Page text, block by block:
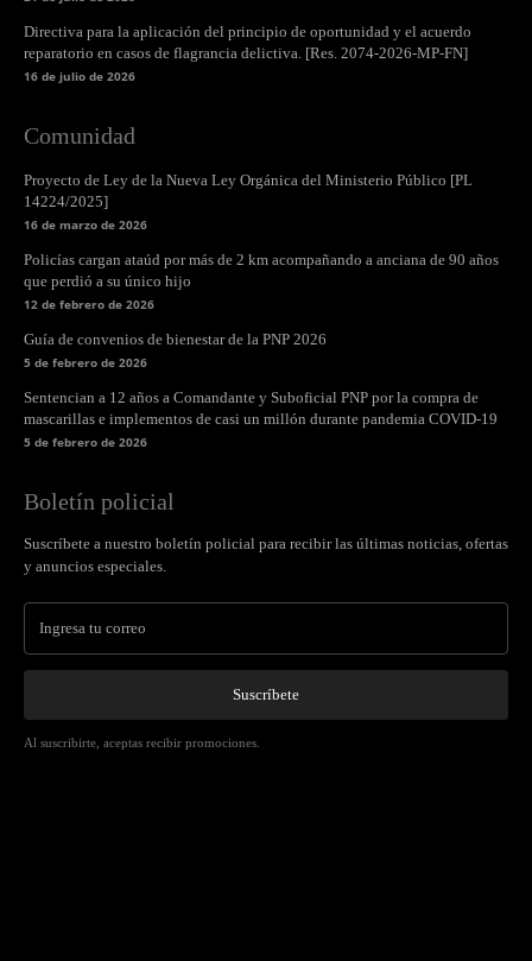
Directiva para la aplicación del principio de oportunidad y el acuerdo
reparatorio en casos de flagrancia delictiva. [Res. 2074-2026-MP-FN]
16 de julio de 2026
Comunidad
Proyecto de Ley de la Nueva Ley Orgánica del Ministerio Público [PL
14224/2025]
16 de marzo de 2026
Policías cargan ataúd por más de 2 km acompañando a anciana de 90 años
que perdió a su único hijo
12 de febrero de 2026
Guía de convenios de bienestar de la PNP 2026
5 de febrero de 2026
Sentencian a 12 años a Comandante y Suboficial PNP por la compra de
mascarillas e implementos de casi un millón durante pandemia COVID-19
5 de febrero de 2026
Boletín policial
Suscríbete a nuestro boletín policial para recibir las últimas noticias, ofertas
y anuncios especiales.
Suscríbete
Al suscribirte, aceptas recibir promociones.